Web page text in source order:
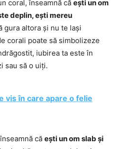
coral, înseamnă că ești un om
deplin, ești mereu
gura altora și nu te lași
corali poate să simbolizeze
iubirea ta este în
sau să o uiți.
vis în care apare o felie
că ești un om slab și